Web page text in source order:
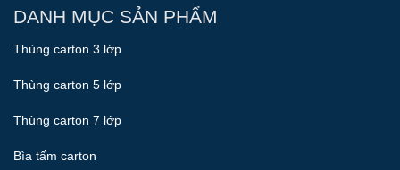
DANH MỤC SẢN PHẨM
Thùng carton 3 lớp
Thùng carton 5 lớp
Thùng carton 7 lớp
Bìa tấm carton